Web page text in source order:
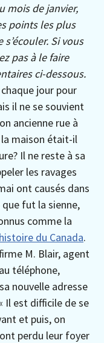
mois de janvier,
points les plus
Si vous
pas à le faire
ci-dessous.
jour pour
il ne se souvient
ancienne rue à
maison était-il
Il ne reste à sa
les ravages
ont causés dans
fut la sienne,
comme la
du Canada.
M. Blair, agent
téléphone,
nouvelle adresse
Il est difficile de se
et puis, on
perdu leur foyer